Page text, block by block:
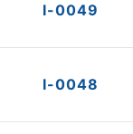
I-0049
I-0048